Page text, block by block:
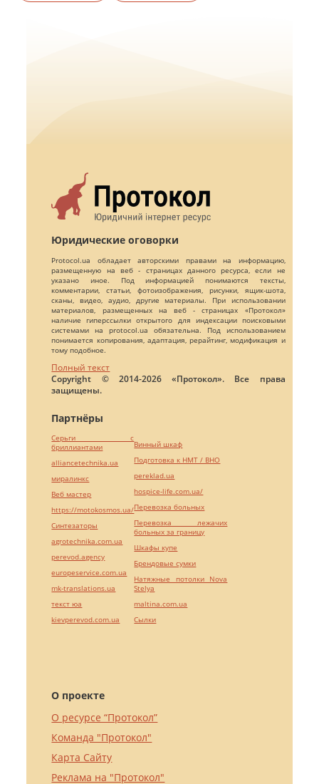
Юридические оговорки
Protocol.ua обладает авторскими правами на информацию,
размещенную на веб - страницах данного ресурса, если не
указано иное. Под информацией понимаются тексты,
комментарии, статьи, фотоизображения, рисунки, ящик-шота,
сканы, видео, аудио, другие материалы. При использовании
материалов, размещенных на веб - страницах «Протокол»
наличие гиперссылки открытого для индексации поисковыми
системами на protocol.ua обязательна. Под использованием
понимается копирования, адаптация, рерайтинг, модификация и
тому подобное.
Полный текст
Copyright © 2014-2026 «Протокол». Все права
защищены.
О проекте
О ресурсе “Протокол”
Команда "Протокол"
Карта Сайту
Реклама на "Протокол"
Партнёры
Серьги с
бриллиантами
alliancetechnika.ua
миралинкс
Веб мастер
https://motokosmos.ua/
Синтезаторы
agrotechnika.com.ua
perevod.agency
europeservice.com.ua
mk-translations.ua
текст юа
kievperevod.com.ua
Винный шкаф
Подготовка к НМТ / ВНО
pereklad.ua
hospice-life.com.ua/
Перевозка больных
Перевозка лежачих
больных за границу
Шкафы купе
Брендовые сумки
Натяжные потолки Nova
Stelya
maltina.com.ua
Cылки